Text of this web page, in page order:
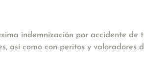
indemnización por accidente de
así como con peritos y valoradores